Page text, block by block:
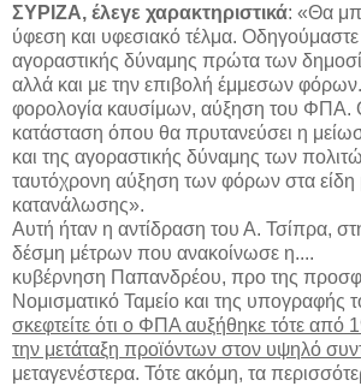
ΣΥΡΙΖΑ, έλεγε χαρακτηριστικά: «Θα
ύφεση και υφεσιακό τέλμα.
αγοραστικής δύναμης πρώτα των
αλλά και με την επιβολή έμμεσων
φορολογία καυσίμων, αύξηση του ΦΠΑ.
κατάσταση όπου θα πρυτανεύσει η
και της αγοραστικής δύναμης των
ταυτόχρονη αύξηση των φόρων στα είδη
κατανάλωσης».
Αυτή ήταν η αντίδραση του Α. Τσίπρα,
δέσμη μέτρων που ανακοίνωσε η....
κυβέρνηση Παπανδρέου, προ της
Νομισματικό Ταμείο και της υπογραφής
σκεφτείτε ότι ο ΦΠΑ αυξήθηκε τότε από
την μετάταξη προϊόντων στον υψηλό
μεταγενέστερα. Τότε ακόμη, τα